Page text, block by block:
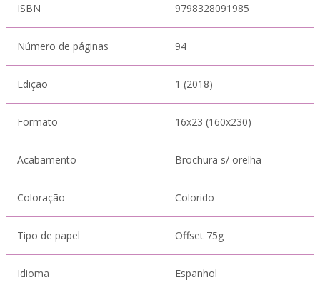
ISBN 9798328091985
Número de páginas 94
Edição 1 (2018)
Formato 16x23 (160x230)
Acabamento Brochura s/ orelha
Coloração Colorido
Tipo de papel Offset 75g
Idioma Espanhol